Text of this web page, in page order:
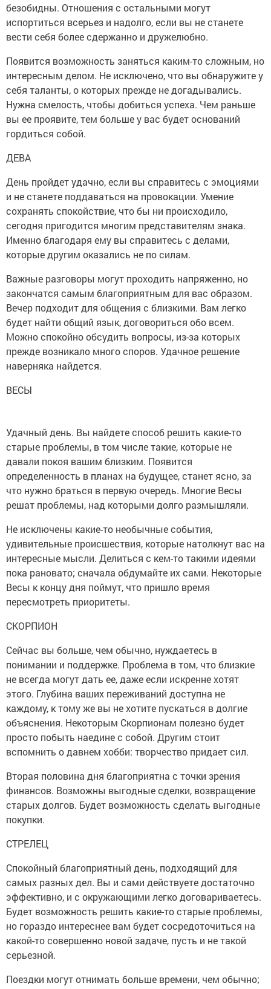
безобидны. Отношения с остальными могут
испортиться всерьез и надолго, если вы не станете
вести себя более сдержанно и дружелюбно.
Появится возможность заняться каким-то сложным, но
интересным делом. Не исключено, что вы обнаружите у
себя таланты, о которых прежде не догадывались.
Нужна смелость, чтобы добиться успеха. Чем раньше
вы ее проявите, тем больше у вас будет оснований
гордиться собой.
ДЕВА
День пройдет удачно, если вы справитесь с эмоциями
и не станете поддаваться на провокации. Умение
сохранять спокойствие, что бы ни происходило,
сегодня пригодится многим представителям знака.
Именно благодаря ему вы справитесь с делами,
которые другим оказались не по силам.
Важные разговоры могут проходить напряженно, но
закончатся самым благоприятным для вас образом.
Вечер подходит для общения с близкими. Вам легко
будет найти общий язык, договориться обо всем.
Можно спокойно обсудить вопросы, из-за которых
прежде возникало много споров. Удачное решение
наверняка найдется.
ВЕСЫ
Удачный день. Вы найдете способ решить какие-то
старые проблемы, в том числе такие, которые не
давали покоя вашим близким. Появится
определенность в планах на будущее, станет ясно, за
что нужно браться в первую очередь. Многие Весы
решат проблемы, над которыми долго размышляли.
Не исключены какие-то необычные события,
удивительные происшествия, которые натолкнут вас на
интересные мысли. Делиться с кем-то такими идеями
пока рановато; сначала обдумайте их сами. Некоторые
Весы к концу дня поймут, что пришло время
пересмотреть приоритеты.
СКОРПИОН
Сейчас вы больше, чем обычно, нуждаетесь в
понимании и поддержке. Проблема в том, что близкие
не всегда могут дать ее, даже если искренне хотят
этого. Глубина ваших переживаний доступна не
каждому, к тому же вы не хотите пускаться в долгие
объяснения. Некоторым Скорпионам полезно будет
просто побыть наедине с собой. Другим стоит
вспомнить о давнем хобби: творчество придает сил.
Вторая половина дня благоприятна с точки зрения
финансов. Возможны выгодные сделки, возвращение
старых долгов. Будет возможность сделать выгодные
покупки.
СТРЕЛЕЦ
Спокойный благоприятный день, подходящий для
самых разных дел. Вы и сами действуете достаточно
эффективно, и с окружающими легко договариваетесь.
Будет возможность решить какие-то старые проблемы,
но гораздо интереснее вам будет сосредоточиться на
какой-то совершенно новой задаче, пусть и не такой
серьезной.
Поездки могут отнимать больше времени, чем обычно;